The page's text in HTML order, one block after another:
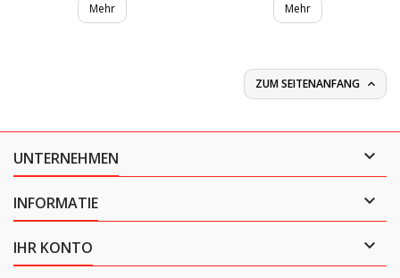
Mehr Mehr
ZUM SEITENANFANG 
UNTERNEHMEN 
INFORMATIE 
IHR KONTO 